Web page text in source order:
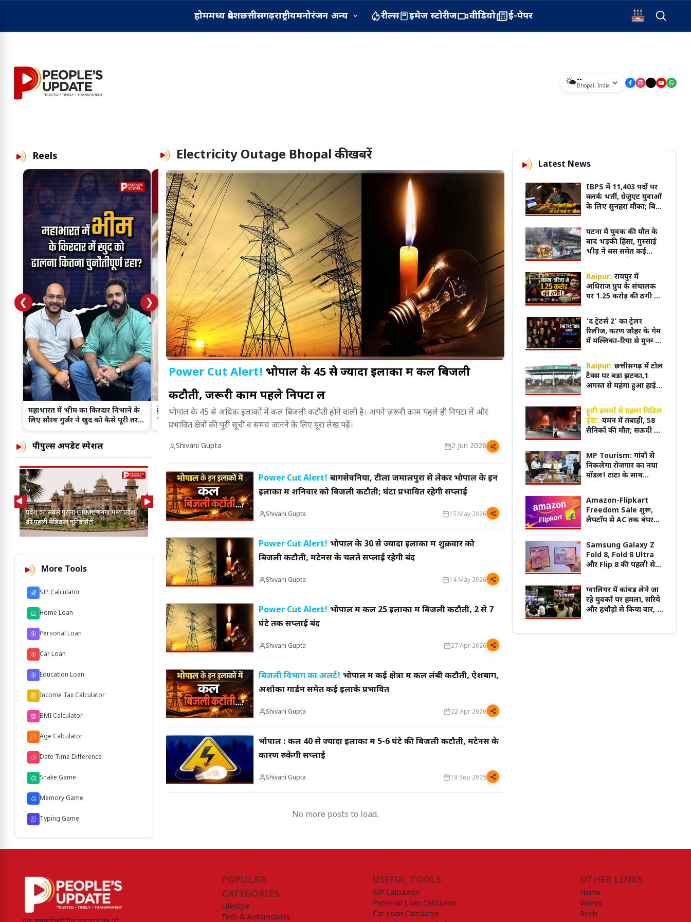
होममध्य प्रदेशछत्तीसगढ़राष्ट्रीयमनोरंजन अन्य रील्स इमेज स्टोरीज वीडियो ई-पेपर
🌤️--
Bhopal, India
Reels
महाभारत में भीम का किरदार निभाने के
लिए सौरव गुर्जर ने खुद को कैसे पूरी तरह
बदला?
ट्रेलर के बाद बढ़ा क्रेज...! फिल्म
'Batwara 1947' के प्रमोशन के लिए
Ahmedabad पहुंचे Sunny Deol
भोपाल में दुकानें सील, व्यापारियों का
फूटा गुस्सा, नगर निगम के खिलाफ
जोरदार प्रदर्शन
Mahabharata के भीम से WWE
रेसलर तक, जानिए Saurav Gurjar का
'दिल ना लिया...' गाने से वायरल हुए
'धूम' पहुंचे रांची, JPSC-JSSC छात्रों का
किया समर्थन!
❮ ❯
पीपुल्स अपडेट स्पेशल
प्रदेश का सबसे पुराना GRMC बनेगा मध्य प्रदेश
की पहली मेडिकल यूनिवर्सिटी
AI की मदद से 2-3 बाघ, तेंदुए,भालू और जंगली
कुत्तों के बीच खोज निकाला गया खूंखार बाघ 'PN
103 M'
मुख्यमंत्री का किस्सा- नेहरू के विरोध पर कांग्रेस
विधायकों की किडनैपिंग के बाद सीएम बने डीपी
15 साल पुरानी बसों के नियम पर बवाल, 7 अगस्त
से अनिश्चितकालीन हड़ताल पर जाएंगे प्राइवेट बस
प्रदेश का सबसे पुराना GRMC बनेगा मध्य प्रदेश
की पहली मेडिकल यूनिवर्सिटी
More Tools
SIP Calculator
Home Loan
Personal Loan
Car Loan
Education Loan
Income Tax Calculator
BMI Calculator
Age Calculator
Date Time Difference
Snake Game
Memory Game
Typing Game
Electricity Outage Bhopal की खबरें
Power Cut Alert! भोपाल के 45 से ज्यादा इलाकों में कल बिजली
कटौती, जरूरी काम पहले निपटा लें
भोपाल के 45 से अधिक इलाकों में कल बिजली कटौती होने वाली है। अपने ज़रूरी काम पहले ही निपटा लें और
प्रभावित क्षेत्रों की पूरी सूची व समय जानने के लिए पूरा लेख पढ़ें।
Shivani Gupta 2 Jun 2026
Power Cut Alert! बागसेवनिया, टीला जमालपुरा से लेकर भोपाल के इन
इलाकों में शनिवार को बिजली कटौती; घंटों प्रभावित रहेगी सप्लाई
Shivani Gupta 15 May 2026
Power Cut Alert! भोपाल के 30 से ज्यादा इलाकों में शुक्रवार को
बिजली कटौती, मेंटेनेंस के चलते सप्लाई रहेगी बंद
Shivani Gupta 14 May 2026
Power Cut Alert! भोपाल में कल 25 इलाकों में बिजली कटौती, 2 से 7
घंटे तक सप्लाई बंद
Shivani Gupta 27 Apr 2026
बिजली विभाग का अलर्ट! भोपाल में कई क्षेत्रों में कल लंबी कटौती, ऐशबाग,
अशोका गार्डन समेत कई इलाके प्रभावित
Shivani Gupta 22 Apr 2026
भोपाल : कल 40 से ज्यादा इलाकों में 5-6 घंटे की बिजली कटौती, मेंटेनेंस के
कारण रुकेगी सप्लाई
Shivani Gupta 18 Sep 2025
No more posts to load.
Latest News
IBPS में 11,403 पदों पर
क्लर्क भर्ती, ग्रेजुएट युवाओं
के लिए सुनहरा मौका; बिना
पटना में युवक की मौत के
बाद भड़की हिंसा, गुस्साई
भीड़ ने बस समेत कई
हाईवे पर लगाया जाम
Raipur: रायपुर में
अधिराज ग्रुप के संचालक
पर 1.25 करोड़ की ठगी का
पार्टनर बनाकर फर्जी
दस्तखत से फर्म से किया
बाहर
'द ट्रेटर्स 2' का ट्रेलर
रिलीज, करण जौहर के गेम
में मल्लिका-रिया से मुनव्वर
टक्कर
Raipur: छत्तीसगढ़ में टोल
टैक्स पर बड़ा झटका,1
अगस्त से महंगा हुआ हाईवे
हूती हमलों से दहला मिडिल
ईस्ट: यमन में तबाही, 58
सैनिकों की मौत; सऊदी में
MP Tourism: गांवों से
निकलेगा रोजगार का नया
मॉडल! टाटा के साथ
को मिलेंगे रोजगार के नए
मौके
Amazon-Flipkart
Freedom Sale शुरू,
लैपटॉप से AC तक बंपर
सामान पर कितनी छूट
Samsung Galaxy Z
Fold 8, Fold 8 Ultra
और Flip 8 की पहली सेल
की बचत का मौका
ग्वालियर में कांवड़ लेने जा
रहे युवकों पर हमला, सरिये
और हथौड़ो से किया वार, दो
POPULAR
CATEGORIES
Lifestyle
Tech & Automobiles
USEFUL TOOLS
SIP Calculator
Personal Loan Calculator
Car Loan Calculator
OTHER LINKS
Home
Videos
Reels